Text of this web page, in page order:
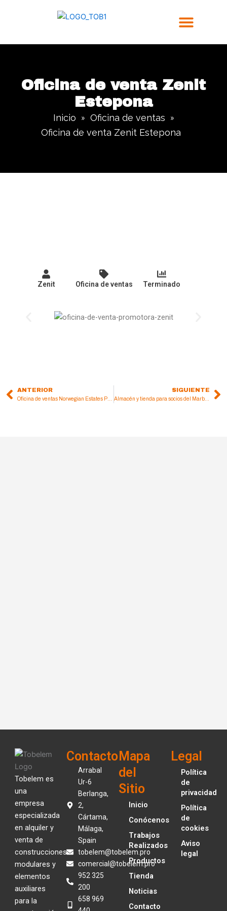
Oficina de venta Zenit
Estepona
Inicio » Oficina de ventas »
Oficina de venta Zenit Estepona
Zenit Oficina de ventas Terminado
Prev
ANTERIOR SIGUIENTE
Almacén y tienda para socios del Marbella Basket
Tobelem es
una
empresa
especializada
en alquiler y
venta de
construcciones
modulares y
elementos
auxiliares
para la
Contacto
Arrabal
Ur-6
Berlanga,
2,
Cártama,
Málaga,
Spain
tobelem@tobelem.pro
comercial@tobelem.pro
952 325
200
658 969
Mapa
del
Sitio
Inicio
Conócenos
Trabajos
Realizados
Productos
Tienda
Noticias
Contacto
Legal
Política
de
privacidad
Política
de
cookies
Aviso
legal